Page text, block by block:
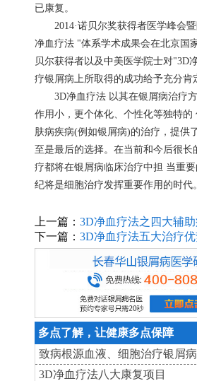
已康复。
2014·诺贝尔奖获得者医学峰会
净血疗法 "体系学术成果会在北京国
贝尔获得者以及中美医学院士对"3D
疗银屑病上所取得的成功给予充分肯
3D净血疗法 以其在银屑病治疗方
作用小，更个体化、个性化等独特的
肤病疾病(例如银屑病)的治疗，提供
至是最后的选择。在当前和今后很长
疗都将在银屑病临床治疗中担 当重
纪将是细胞治疗发挥重要作用的时代。
上一篇： 3D净血疗法之四大辅
下一篇： 3D净血疗法五大治疗
多点了解，让健康多点保障
致病根源血液、细胞治疗银屑
3D净血疗法八大康复项目